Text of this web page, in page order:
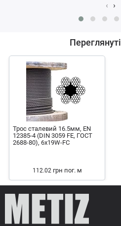
‹ ›
Переглянуті
Трос сталевий 16.5мм, EN
12385-4 (DIN 3059 FE, ГОСТ
2688-80), 6x19W-FC
112.02 грн пог. м